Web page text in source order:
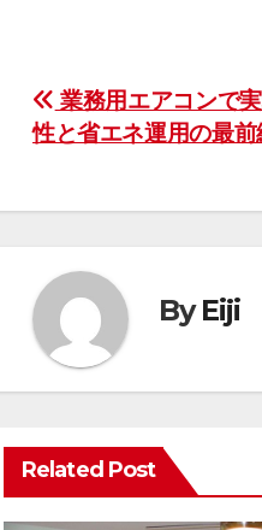
投
稿
ナ
ゲ
ー
シ
ョ
ン
業務用エアコンで
性と省エネ運用の最前
ByEiji
Related Post